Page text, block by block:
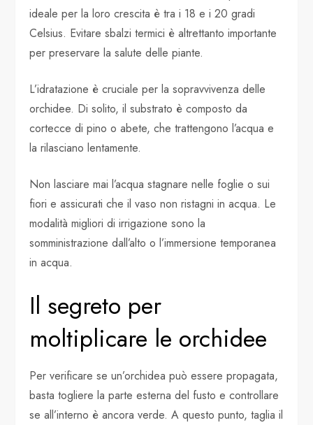
ideale per la loro crescita è tra i 18 e i 20 gradi
Celsius. Evitare sbalzi termici è altrettanto importante
per preservare la salute delle piante.
L’idratazione è cruciale per la sopravvivenza delle
orchidee. Di solito, il substrato è composto da
cortecce di pino o abete, che trattengono l’acqua e
la rilasciano lentamente.
Non lasciare mai l’acqua stagnare nelle foglie o sui
fiori e assicurati che il vaso non ristagni in acqua. Le
modalità migliori di irrigazione sono la
somministrazione dall’alto o l’immersione temporanea
in acqua.
Il segreto per
moltiplicare le orchidee
Per verificare se un’orchidea può essere propagata,
basta togliere la parte esterna del fusto e controllare
se all’interno è ancora verde. A questo punto, taglia il